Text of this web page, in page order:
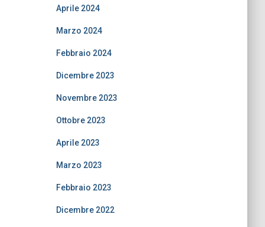
Aprile 2024
Marzo 2024
Febbraio 2024
Dicembre 2023
Novembre 2023
Ottobre 2023
Aprile 2023
Marzo 2023
Febbraio 2023
Dicembre 2022